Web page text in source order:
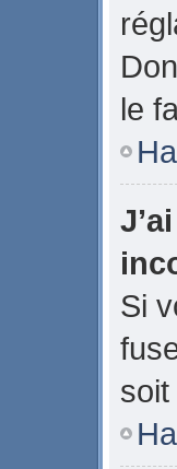
le
Si
soit